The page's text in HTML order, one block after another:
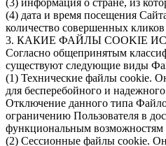
(3) информация о стране, из
(4) дата и время посещения
количество совершенных
3. КАКИЕ ФАЙЛЫ COOKIE
Согласно общепринятым
существуют следующие виды
(1) Технические файлы cookie.
для бесперебойного и
Отключение данного типа
ограничению Пользователя в
функциональным возможностям
(2) Сессионные файлы cookie.